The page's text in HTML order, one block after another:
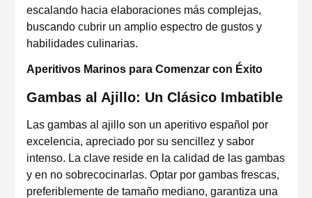
escalando hacia elaboraciones más complejas,
buscando cubrir un amplio espectro de gustos y
habilidades culinarias.
Aperitivos Marinos para Comenzar con Éxito
Gambas al Ajillo: Un Clásico Imbatible
Las gambas al ajillo son un aperitivo español por
excelencia, apreciado por su sencillez y sabor
intenso. La clave reside en la calidad de las gambas
y en no sobrecocinarlas. Optar por gambas frescas,
preferiblemente de tamaño mediano, garantiza una